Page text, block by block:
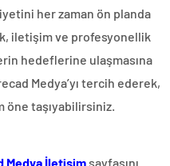
her zaman ön planda
iletişim ve profesyonellik
hedeflerine ulaşmasına
Medya’yı tercih ederek,
öne taşıyabilirsiniz.
Medya İletişim sayfasını